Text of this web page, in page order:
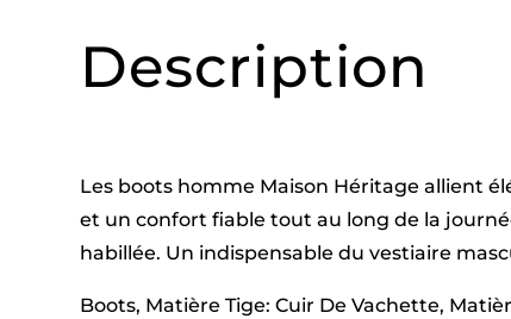
Description
Les boots homme Maison Héritage allient
et un confort fiable tout au long de la
habillée. Un indispensable du vestiaire
Boots, Matière Tige: Cuir De Vachette,